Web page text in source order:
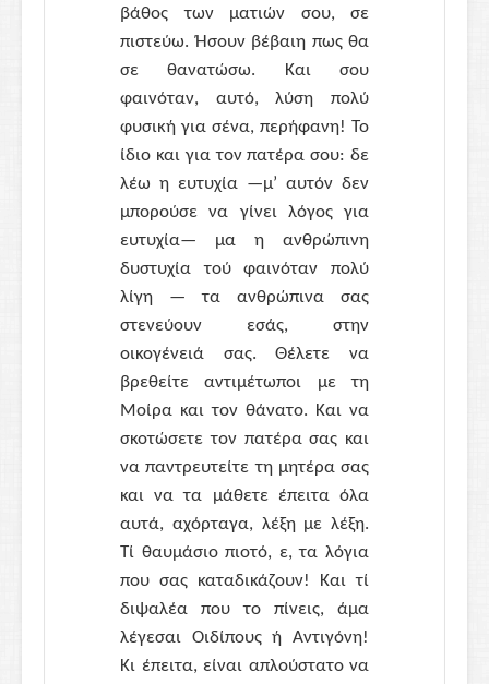
βάθος των ματιών σου, σε
πιστεύω. Ήσουν βέβαιη πως θα
σε θανατώσω. Και σου
φαινόταν, αυτό, λύση πολύ
φυσική για σένα, περήφανη! Το
ίδιο και για τον πατέρα σου: δε
λέω η ευτυχία —μ’ αυτόν δεν
μπορούσε να γίνει λόγος για
ευτυχία— μα η ανθρώπινη
δυστυχία τού φαινόταν πολύ
λίγη — τα ανθρώπινα σας
στενεύουν εσάς, στην
οικογένειά σας. Θέλετε να
βρεθείτε αντιμέτωποι με τη
Μοίρα και τον θάνατο. Και να
σκοτώσετε τον πατέρα σας και
να παντρευτείτε τη μητέρα σας
και να τα μάθετε έπειτα όλα
αυτά, αχόρταγα, λέξη με λέξη.
Τί θαυμάσιο πιοτό, ε, τα λόγια
που σας καταδικάζουν! Και τί
διψαλέα που το πίνεις, άμα
λέγεσαι Οιδίπους ή Αντιγόνη!
Κι έπειτα, είναι απλούστατο να